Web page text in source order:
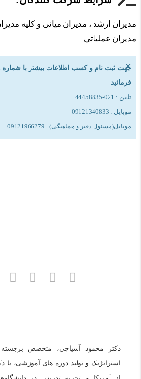
مدیران ارشد ، مدیران میانی و کلیه
مدیران عملیاتی
جهت ثبت نام و کسب اطلاعات بیشتر با
فرمائید
تلفن : 021-44458835
موبایل : 09121340833
موبایل(مسئول دفتر و هماهنگی) : 09121966279
×
دکتر محمود آسیاچی، متخصص برجسته
استراتژیک و تولید دوره های آموزشی، با